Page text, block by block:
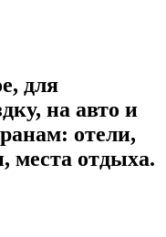
для
на авто и
отели,
места отдыха.